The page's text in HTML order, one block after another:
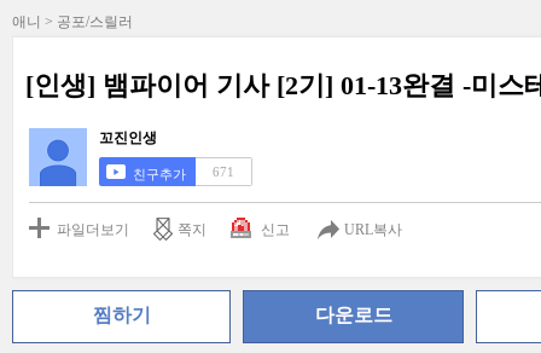
애니 > 공포/스릴러
[인생] 뱀파이어 기사 [2기] 01-13완결 -미스
꼬진인생
친구추가 671
파일더보기 쪽지 신고 URL복사
찜하기 다운로드